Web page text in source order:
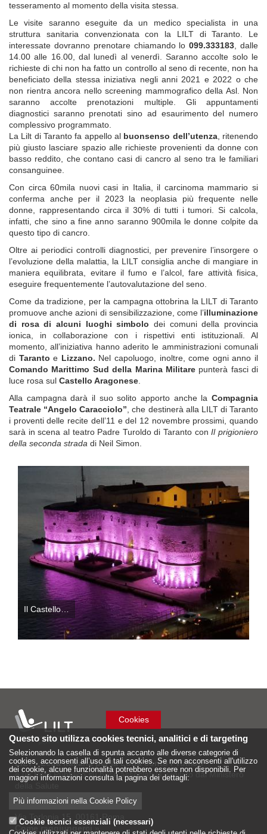
tesseramento al momento della visita stessa.
Le visite saranno eseguite da un medico specialista in una
struttura sanitaria convenzionata con la LILT di Taranto. Le
interessate dovranno prenotare chiamando lo099.333183 , dalle
14.00 alle 16.00, dal lunedì al venerdì. Saranno accolte solo le
richieste di chi non ha fatto un controllo al seno di recente, non ha
beneficiato della stessa iniziativa negli anni 2021 e 2022 o che
non rientra ancora nello screening mammografico della Asl. Non
saranno accolte prenotazioni multiple. Gli appuntamenti
diagnostici saranno prenotati sino ad esaurimento del numero
complessivo programmato.
La Lilt di Taranto fa appello al buonsenso dell’utenza, ritenendo
più giusto lasciare spazio alle richieste provenienti da donne con
basso reddito, che contano casi di cancro al seno tra le familiari
consanguinee.
Con circa 60mila nuovi casi in Italia, il carcinoma mammario si
conferma anche per il 2023 la neoplasia più frequente nelle
donne, rappresentando circa il 30% di tutti i tumori. Si calcola,
infatti, che sino a fine anno saranno 900mila le donne colpite da
questo tipo di cancro.
Oltre ai periodici controlli diagnostici, per prevenire l’insorgere o
l’evoluzione della malattia, la LILT consiglia anche di mangiare in
maniera equilibrata, evitare il fumo e l’alcol, fare attività fisica,
eseguire frequentemente l’autovalutazione del seno.
Come da tradizione, per la campagna ottobrina la LILT di Taranto
promuoveanche azioni di sensibilizzazione, come l’illuminazione
di rosa di alcuni luoghi simbolo dei comuni della provincia
ionica, in collaborazione con i rispettivi enti istituzionali. Al
momento, all’iniziativa hanno aderito le amministrazionicomunali
di Tarantoe Lizzano. Nel capoluogo, inoltre, come ogni anno il
Comando Marittimo Sud della Marina Militarepunterà fasci di
luce rosa sul Castello Aragonese
Alla campagna darà il suo solito apporto anche la Compagnia
Teatrale “Angelo Caracciolo” , che destinerà alla LILT di Taranto
i proventi delle recite dell’11 e del 12 novembre prossimi, quando
sarà in scena al teatro Padre Turoldo di Taranto conIl prigioniero
della seconda strada di Neil Simon.
Il Castello…
LILT - Lega Italiana per la Lotta conto i Tumori
è un Ente Pubblico su base associativa, vigilato dal Ministero
Sede Nazionale
Via Torlonia 15, 00161 Roma
Come raggiungerci
Cookies
Questo sito utilizza cookies tecnici, analitici e di targeting
Selezionando la casella di spunta accanto alle diverse categorie di
cookies, acconsenti all’uso di tali cookies. Se non acconsenti all'utilizzo
dei cookie, alcune funzionalità potrebbero essere non disponibili. Per
maggiori informazioni consulta la pagina dei dettagli:
Più informazioni nella Cookie Policy
Cookie tecnici essenziali (necessari)